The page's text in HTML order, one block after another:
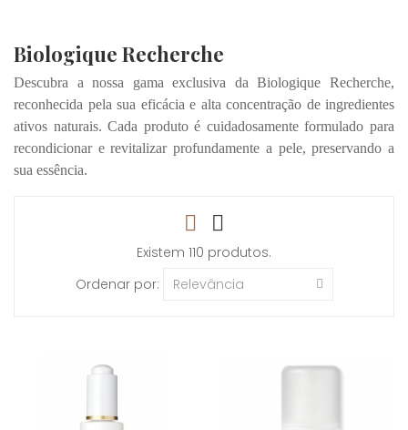
Biologique Recherche
Descubra a nossa gama exclusiva da Biologique Recherche,
reconhecida pela sua eficácia e alta concentração de ingredientes
ativos naturais. Cada produtoé cuidadosamente formulado para
recondicionar e revitalizar profundamente a pele, preservando a
sua essência.
Existem 110 produtos.
Ordenar por:
Relevância